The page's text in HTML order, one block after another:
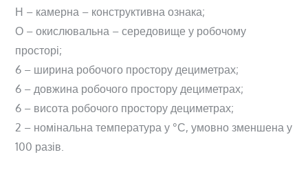
Н – камерна – конструктивна ознака;
О – окислювальна – середовище у робочому
просторі;
6 – ширина робочого простору дециметрах;
6 – довжина робочого простору дециметрах;
6 – висота робочого простору дециметрах;
2 – номінальна температура у °С, умовно зменшена у
100 разів.